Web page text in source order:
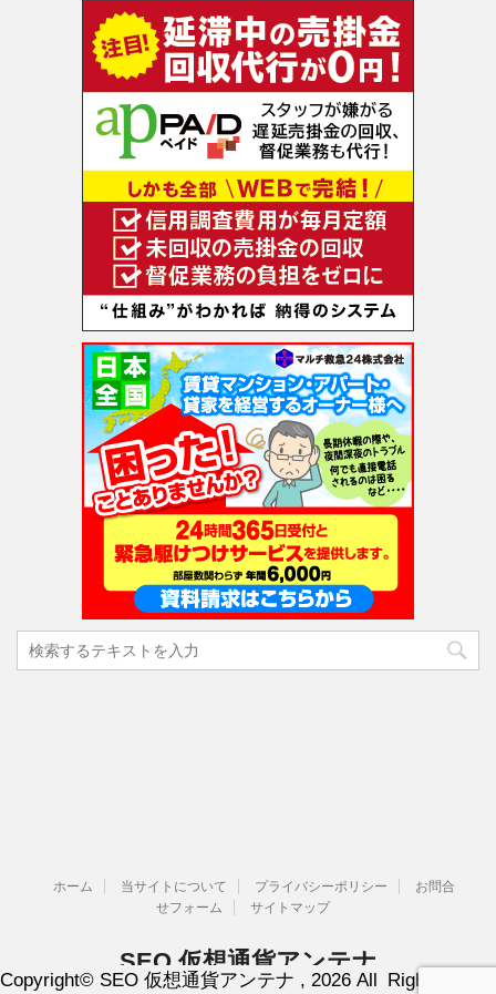
ホーム 当サイトについて プライバシーポリシー
お問合
せフォーム
サイトマップ
SEO 仮想通貨アンテナ
Copyright© SEO 仮想通貨アンテナ , 2026 All Rights